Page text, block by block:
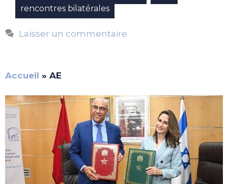
rencontres bilatérales
Laisser un commentaire
Accueil » AE